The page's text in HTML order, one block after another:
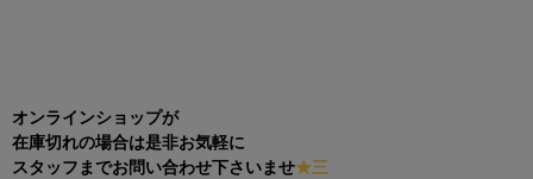
オンラインショップが
在庫切れの場合は是非お気軽に
スタッフまでお問い合わせ下さいませ★三